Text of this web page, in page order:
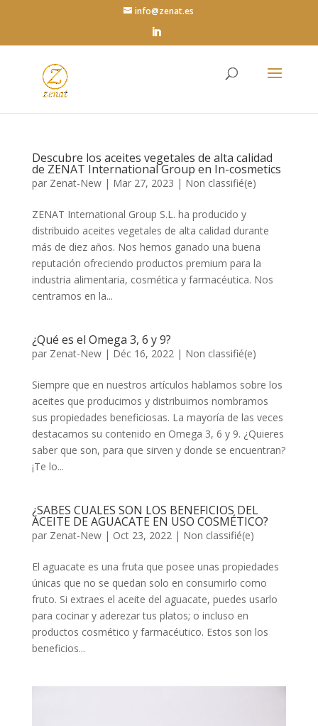
info@zenat.es
Descubre los aceites vegetales de alta calidad
de ZENAT International Group en In-cosmetics
par Zenat-New| Mar 27, 2023 | Non classifié(e)
ZENAT International Group S.L. ha producido y
distribuido aceites vegetales de alta calidad durante
más de diez años. Nos hemos ganado una buena
reputación ofreciendo productos premium para la
industria alimentaria, cosmética y farmacéutica. Nos
centramos en la...
¿Qué es el Omega 3, 6 y 9?
par Zenat-New| Déc 16, 2022| Non classifié(e)
Siempre que en nuestros artículos hablamos sobre los
aceites que producimos y distribuimos nombramos
sus propiedades beneficiosas. La mayoría de las veces
destacamos su contenido en Omega 3, 6 y 9. ¿Quieres
saber que son, para que sirven y donde se encuentran?
¡Te lo...
¿SABES CUALES SON LOS BENEFICIOS DEL
ACEITE DE AGUACATE EN USO COSMÉTICO?
par Zenat-New| Oct 23, 2022| Non classifié(e)
El aguacate es una fruta que posee unas propiedades
únicas que no se quedan solo en consumirlo como
fruto. Si extraes el aceite del aguacate, puedes usarlo
para cocinar y aderezar tus platos; o incluso en
productos cosmético y farmacéutico. Estos son los
beneficios...